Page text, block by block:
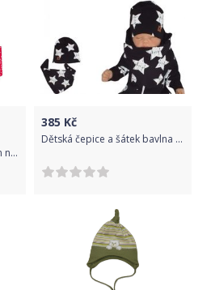
Kojenecká čepička s šátkem na krk New Baby Missy šedo-červená 68 (4-6m)
385 Kč
Dětská čepice a šátek bavlna - HVĚZDY na černém - vel.56